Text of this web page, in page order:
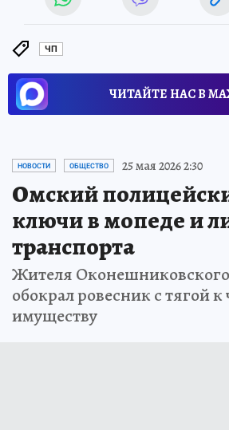
ЧП
ЧИТАЙТЕ НАС В
НОВОСТИ ОБЩЕСТВО 25 мая 2026 2:30
Омский
ключи в мопеде и
транспорта
Жителя
обокрал ровесник с тягой
имуществу